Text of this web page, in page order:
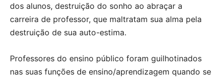
dos alunos, destruição do sonho ao abraçar a
carreira de professor, que maltratam sua alma pela
destruição de sua auto-estima.
Professores do ensino público foram guilhotinados
nas suas funções de ensino/aprendizagem quando se